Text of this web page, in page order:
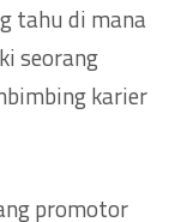
tahu di mana
seorang
karier
promotor